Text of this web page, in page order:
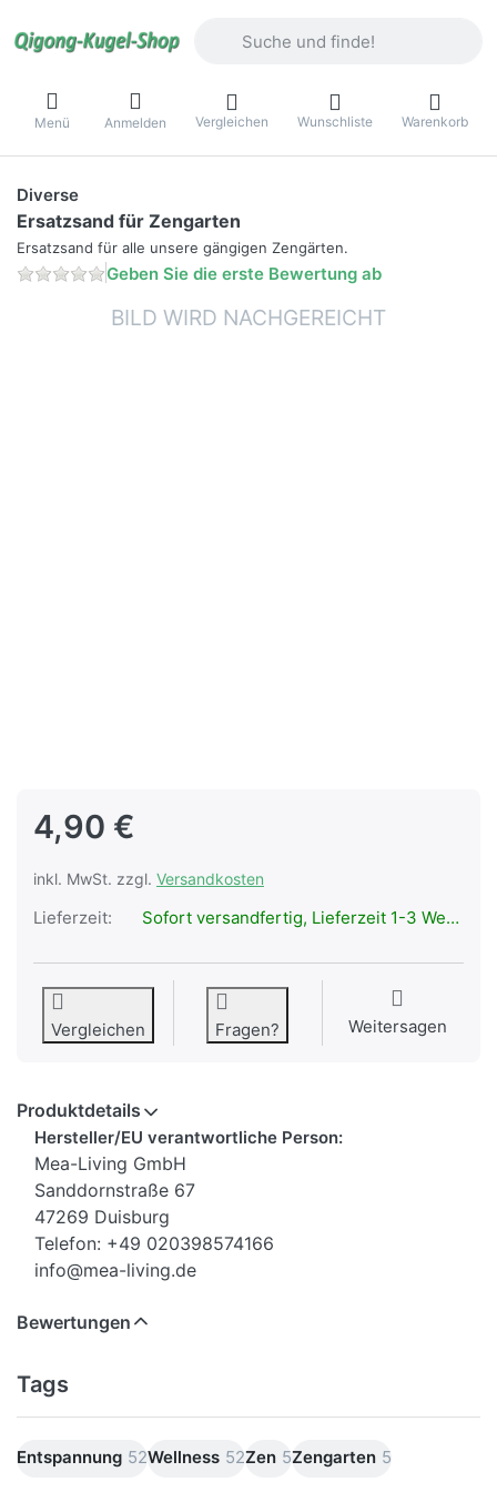
Menü Anmelden Vergleichen Wunschliste Warenkorb
Diverse
Ersatzsand für Zengarten
Ersatzsand für alle unsere gängigen Zengärten.
Geben Sie die erste Bewertung ab
4,90 €
inkl. MwSt. zzgl. Versandkosten
Lieferzeit: Sofort versandfertig, Lieferzeit 1-3 Werktage.
Vergleichen Fragen? Weitersagen
Produktdetails
Hersteller/EU verantwortliche Person:
Mea-Living GmbH
Sanddornstraße 67
47269 Duisburg
Telefon: +49 020398574166
info@mea-living.de
Bewertungen
Tags
Entspannung 52Wellness 52Zen 5Zengarten 5